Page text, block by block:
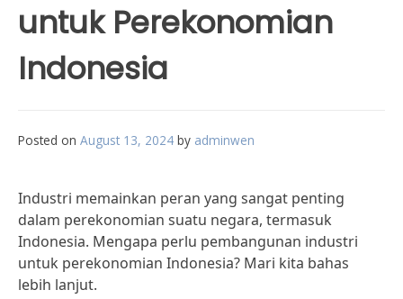
untuk Perekonomian
Indonesia
Posted on August 13, 2024 by adminwen
Industri memainkan peran yang sangat penting
dalam perekonomian suatu negara, termasuk
Indonesia. Mengapa perlu pembangunan industri
untuk perekonomian Indonesia? Mari kita bahas
lebih lanjut.